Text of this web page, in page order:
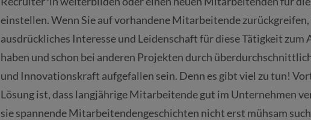
einstellen. Wenn Sie auf vorhandene Mitarbeitende
ausdrückliches Interesse und Leidenschaft für diese Tätigkeit zum
haben und schon bei anderen Projekten durch
und Innovationskraft aufgefallen sein. Denn es gibt viel zu tun!
Lösung ist, dass langjährige Mitarbeitende gut im Unternehmen
sie spannende Mitarbeitendengeschichten nicht erst mühsam